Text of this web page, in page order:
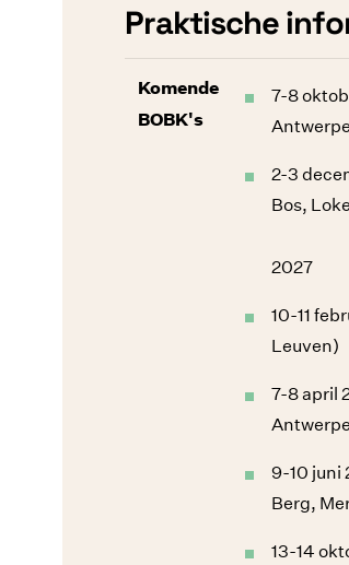
Praktische
Komende
BOBK's
7-8
2-3
Bos,
2027
10-11
Leuven)
7-8 april
9-10 juni
Berg,
13-14